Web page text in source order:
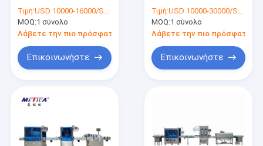
3Kw 220V για τη
χαλαρή σκόνη
Τιμή:USD 10000-16000/SET
MOQ:1 σύνολο
Λάβετε την πιο πρόσφατη τιμή
Επικοινωνήστε
λαδιού
Τιμή:USD 10000-30000/SET
MOQ:1 σύνολο
Λάβετε την πιο πρόσφατη
Επικοινωνήστε